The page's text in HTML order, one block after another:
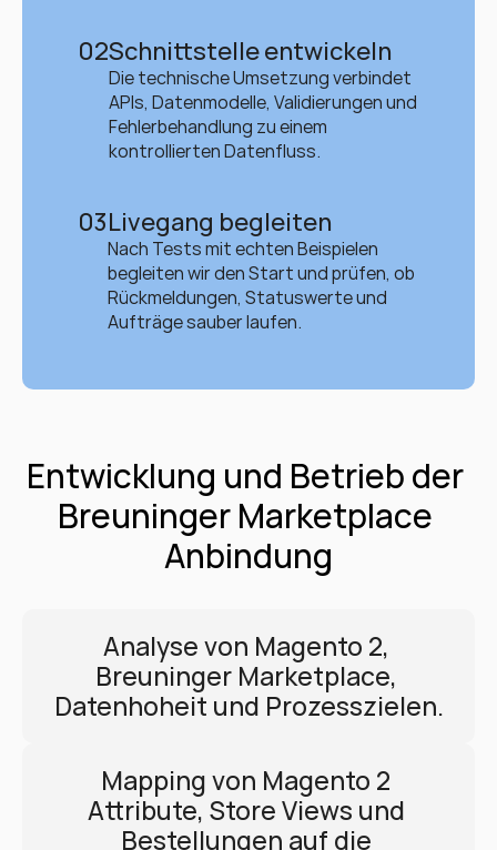
02Schnittstelle entwickeln
Die technische Umsetzung verbindet
APIs, Datenmodelle, Validierungen und
Fehlerbehandlung zu einem
kontrollierten Datenfluss.
03Livegang begleiten
Nach Tests mit echten Beispielen
begleiten wir den Start und prüfen, ob
Rückmeldungen, Statuswerte und
Aufträge sauber laufen.
Entwicklung und Betrieb der
Breuninger Marketplace
Anbindung
Analyse von Magento 2,
Breuninger Marketplace,
Datenhoheit und Prozesszielen.
Mapping von Magento 2
Attribute, Store Views und
Bestellungen auf die